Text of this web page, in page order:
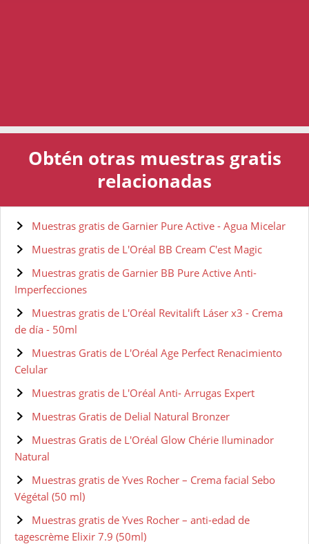
Obtén otras muestras gratis
relacionadas
Muestras gratis de Garnier Pure Active - Agua Micelar
Muestras gratis de L'Oréal BB Cream C'est Magic
Muestras gratis de Garnier BB Pure Active Anti-
Imperfecciones
Muestras gratis de L'Oréal Revitalift Láser x3 - Crema
de día - 50ml
Muestras Gratis de L'Oréal Age Perfect Renacimiento
Celular
Muestras gratis de L'Oréal Anti- Arrugas Expert
Muestras Gratis de Delial Natural Bronzer
Muestras Gratis de L'Oréal Glow Chérie Iluminador
Natural
Muestras gratis de Yves Rocher – Crema facial Sebo
Végétal (50 ml)
Muestras gratis de Yves Rocher – anti-edad de
tagescrème Elixir 7.9 (50ml)